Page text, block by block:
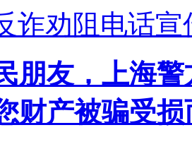
诈劝阻电话宣
朋友，上海
财产被骗受